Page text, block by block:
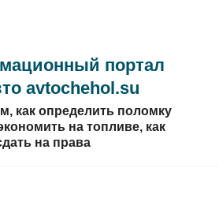
портал
avtochehol.su
как определить поломку
на топливе, как
на права